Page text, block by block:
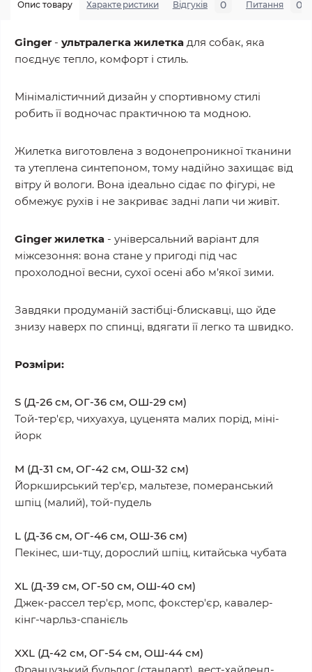
Опис товару Характеристики Відгуків 0 Питання 0
Ginger - ультралегка жилетка для собак, яка
поєднує тепло, комфорт і стиль.
Мінімалістичний дизайн у спортивному стилі
робить її водночас практичною та модною.
Жилетка виготовлена з водонепроникної тканини
та утеплена синтепоном, тому надійно захищає від
вітру й вологи. Вона ідеально сідає по фігурі, не
обмежує рухів і не закриває задні лапи чи живіт.
Ginger жилетка - універсальний варіант для
міжсезоння: вона стане у пригоді під час
прохолодної весни, сухої осені або м’якої зими.
Завдяки продуманій застібці-блискавці, що йде
знизу наверх по спинці, вдягати її легко та швидко.
Розміри:
S (Д-26 см, ОГ-36 см, ОШ-29 см)
Той-тер'єр, чихуахуа, цуценята малих порід, міні-
йорк
M (Д-31 см, ОГ-42 см, ОШ-32 см)
Йоркширський тер'єр, мальтезе, померанський
шпіц (малий), той-пудель
L (Д-36 см, ОГ-46 см, ОШ-36 см)
Пекінес, ши-тцу, дорослий шпіц, китайська чубата
XL (Д-39 см, ОГ-50 см, ОШ-40 см)
Джек-рассел тер'єр, мопс, фокстер'єр, кавалер-
кінг-чарльз-спанієль
XXL (Д-42 см, ОГ-54 см, ОШ-44 см)